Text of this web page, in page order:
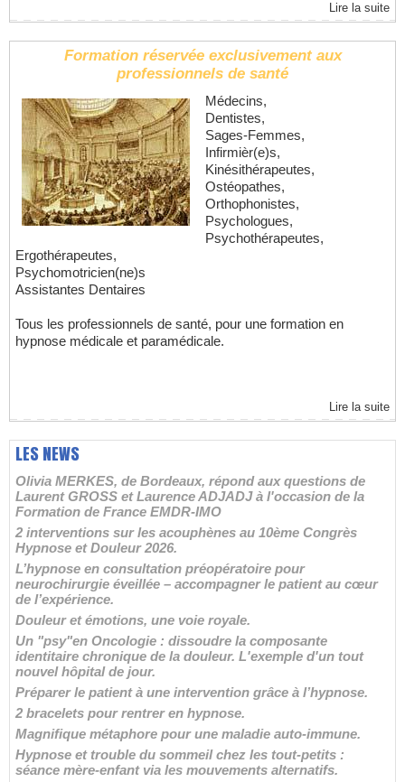
Lire la suite
Formation réservée exclusivement aux
professionnels de santé
Médecins,
Dentistes,
Sages-Femmes,
Infirmièr(e)s,
Kinésithérapeutes,
Ostéopathes,
Orthophonistes,
Psychologues,
Psychothérapeutes,
Ergothérapeutes,
Psychomotricien(ne)s
Assistantes Dentaires
Tous les professionnels de santé, pour une formation en
hypnose médicale et paramédicale.
Lire la suite
LES NEWS
Olivia MERKES, de Bordeaux, répond aux questions de
Laurent GROSS et Laurence ADJADJ à l'occasion de la
Formation de France EMDR-IMO
2 interventions sur les acouphènes au 10ème Congrès
Hypnose et Douleur 2026.
L’hypnose en consultation préopératoire pour
neurochirurgie éveillée – accompagner le patient au cœur
de l’expérience.
Douleur et émotions, une voie royale.
Un "psy"en Oncologie : dissoudre la composante
identitaire chronique de la douleur. L'exemple d'un tout
nouvel hôpital de jour.
Préparer le patient à une intervention grâce à l’hypnose.
2 bracelets pour rentrer en hypnose.
Magnifique métaphore pour une maladie auto-immune.
Hypnose et trouble du sommeil chez les tout-petits :
séance mère-enfant via les mouvements alternatifs.